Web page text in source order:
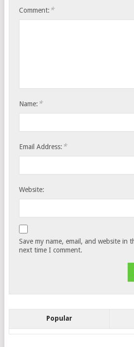
Comment: *
Name: *
Email Address: *
Website:
Save my name, email, and website in
next time I comment.
Popular